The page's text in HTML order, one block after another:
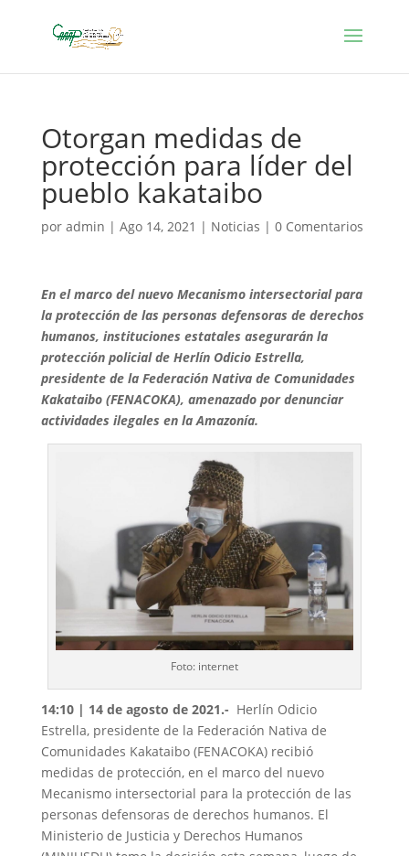
Otorgan medidas de
protección para líder del
pueblo kakataibo
por admin | Ago 14, 2021 | Noticias | 0 Comentarios
En el marco del nuevo Mecanismo intersectorial para
la protección de las personas defensoras de derechos
humanos, instituciones estatales asegurarán la
protección policial de Herlín Odicio Estrella,
presidente de la Federación Nativa de Comunidades
Kakataibo (FENACOKA), amenazado por denunciar
actividades ilegales en la Amazonía.
Foto: internet
14:10 | 14 de agosto de 2021.- Herlín Odicio
Estrella, presidente de la Federación Nativa de
Comunidades Kakataibo (FENACOKA) recibió
medidas de protección, en el marco del nuevo
Mecanismo intersectorial para la protección de las
personas defensoras de derechos humanos. El
Ministerio de Justicia y Derechos Humanos